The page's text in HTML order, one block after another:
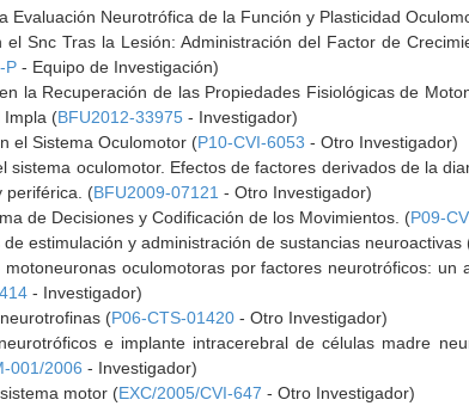
Evaluación Neurotrófica de la Función y Plasticidad
el Snc Tras la Lesión: Administración del Factor de
P - Equipo de Investigación)
la Recuperación de las Propiedades Fisiológicas de
Impla (BFU2012-33975 - Investigador)
el Sistema Oculomotor (P10-CVI-6053 - Otro Investigador)
sistema oculomotor. Efectos de factores derivados de la
periférica. (BFU2009-07121 - Otro Investigador)
de Decisiones y Codificación de los Movimientos. (P09-
estimulación y administración de sustancias neuroactivas
oculomotoras por factores neurotróficos:
- Investigador)
(P06-CTS-01420 - Otro Investigador)
e implante intracerebral de células madre
001/2006 - Investigador)
motor (EXC/2005/CVI-647 - Otro Investigador)